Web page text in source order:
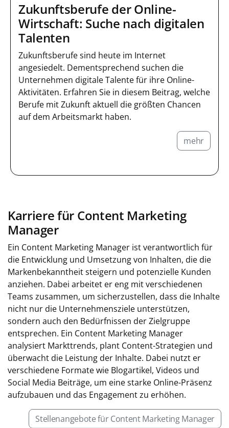
Zukunftsberufe der Online-
Wirtschaft: Suche nach digitalen
Talenten
Zukunftsberufe sind heute im Internet
angesiedelt. Dementsprechend suchen die
Unternehmen digitale Talente für ihre Online-
Aktivitäten. Erfahren Sie in diesem Beitrag, welche
Berufe mit Zukunft aktuell die größten Chancen
auf dem Arbeitsmarkt haben.
mehr
Karriere für Content Marketing
Manager
Ein Content Marketing Manager ist verantwortlich für
die Entwicklung und Umsetzung von Inhalten, die die
Markenbekanntheit steigern und potenzielle Kunden
anziehen. Dabei arbeitet er eng mit verschiedenen
Teams zusammen, um sicherzustellen, dass die Inhalte
nicht nur die Unternehmensziele unterstützen,
sondern auch den Bedürfnissen der Zielgruppe
entsprechen. Ein Content Marketing Manager
analysiert Markttrends, plant Content-Strategien und
überwacht die Leistung der Inhalte. Dabei nutzt er
verschiedene Formate wie Blogartikel, Videos und
Social Media Beiträge, um eine starke Online-Präsenz
aufzubauen und das Engagement zu erhöhen.
Stellenangebote für Content Marketing Manager